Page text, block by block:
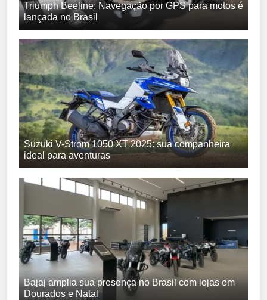
Triumph Beeline: Navegação por GPS para motos é
lançada no Brasil
Suzuki V-Strom 1050 XT 2025: sua companheira
ideal para aventuras
Bajaj amplia sua presença no Brasil com lojas em
Dourados e Natal